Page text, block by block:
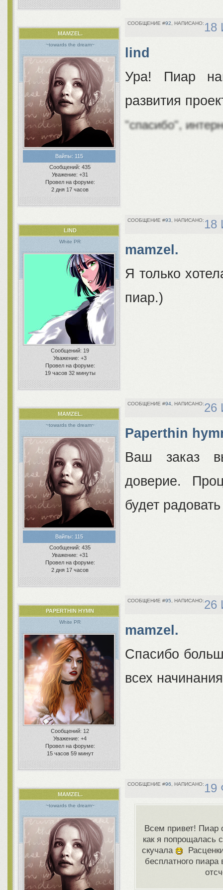
92 18
MAMZEL.
~towards the dream~
Вайпы: 115
Сообщений: 435
Уважение: +31
Провел на форуме:
2 дня 17 часов
lind
Ура! Пиар
развития
"спасибо",
93 18
LIND
White PR
Сообщений: 19
Уважение: +3
Провел на форуме:
19 часов 32 минуты
mamzel.
Я только
пиар.)
94 26
MAMZEL.
~towards the dream~
Вайпы: 115
Сообщений: 435
Уважение: +31
Провел на форуме:
2 дня 17 часов
Paperthin
Ваш заказ
доверие.
будет
95 26
PAPERTHIN HYMN
White PR
Сообщений: 12
Уважение: +4
Провел на форуме:
15 часов 59 минут
mamzel.
Спасибо
всех
96 19
MAMZEL.
~towards the dream~
Всем привет! Пиар
как я попрощалась
скучала
бесплатного